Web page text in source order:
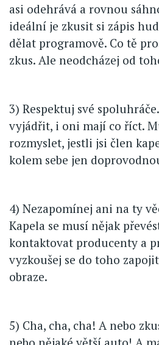
asi odehrává a rovnou
ideální je zkusit si zápis
dělat programově. Co tě
zkus. Ale neodcházej od
3) Respektuj své
vyjádřit, i oni mají co říct.
rozmyslet, jestli jsi člen
kolem sebe jen
4) Nezapomínej ani na ty
Kapela se musí nějak
kontaktovat producenty a
vyzkoušej se do toho
obraze.
5) Cha, cha, cha! A nebo